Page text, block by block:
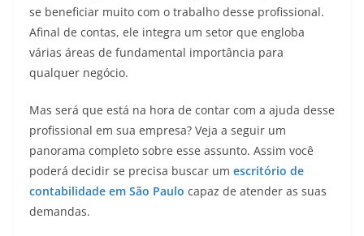
se beneficiar muito com o trabalho desse profissional.
Afinal de contas, ele integra um setor que engloba
várias áreas de fundamental importância para
qualquer negócio.
Mas será que está na hora de contar com a ajuda desse
profissional em sua empresa? Veja a seguir um
panorama completo sobre esse assunto. Assim você
poderá decidir se precisa buscar um escritório de
contabilidade em São Paulo capaz de atender as suas
demandas.